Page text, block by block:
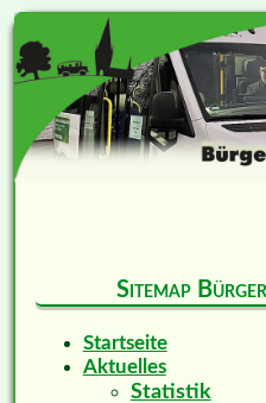
Sitemap
Startseite
Aktuelles
Statistik